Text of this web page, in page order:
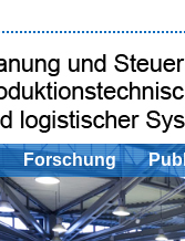
Forschung